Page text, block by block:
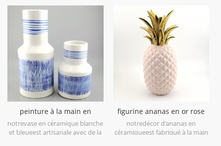
material in geometric shapes,it is
hand-crafted with three sizes
assorted,very nice fit with your
modern furniture.
première vue. il est fait en grès
en porcelaine, obtenez plus
d'humeur de printemps essayez
cecivase en céramique vert lime.
peinture à la main en
céramique blanc et bleu
vase de table
notrevase en céramique blanche
et bleueest artisanale avec de la
figurine ananas en or rose
galvanoplastie déco maison
notredécor d'ananas en
céramiqueest fabriqué à la main